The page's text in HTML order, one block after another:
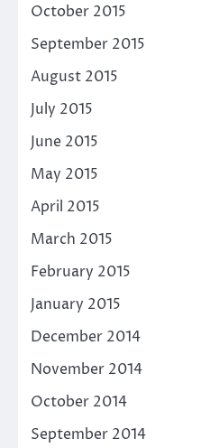
October 2015
September 2015
August 2015
July 2015
June 2015
May 2015
April 2015
March 2015
February 2015
January 2015
December 2014
November 2014
October 2014
September 2014